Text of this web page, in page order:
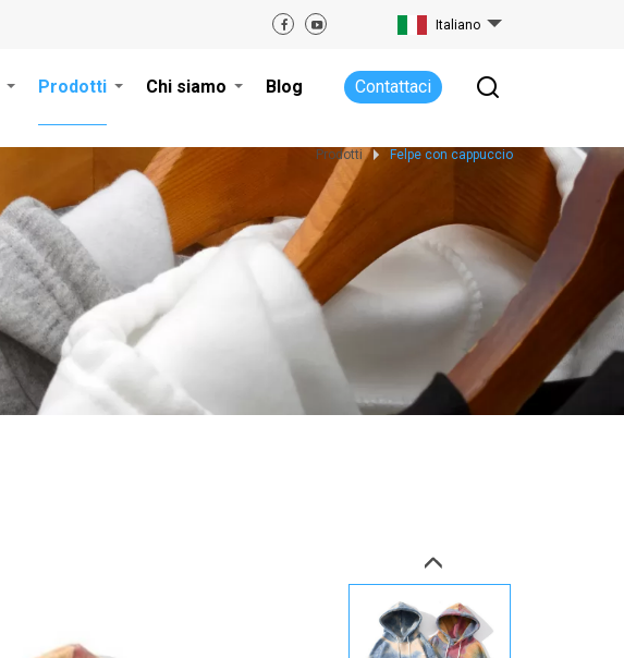
Italiano
Contattaci
Prodotti Chi siamo Blog
Prodotti Felpe con cappuccio